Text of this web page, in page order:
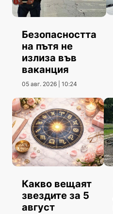
Безопасността
на пътя не
излиза във
ваканция
05 авг. 2026 | 10:24
Какво вещаят
звездите за 5
август